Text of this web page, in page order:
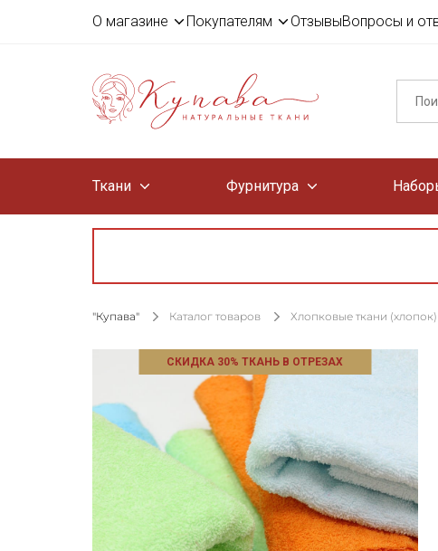
О магазине Покупателям ОтзывыВопросы и
Ткани Фурнитура
"Купава" Каталог товаров Хлопковые ткани (хлопок)
СКИДКА 30% ТКАНЬ В ОТРЕЗАХ